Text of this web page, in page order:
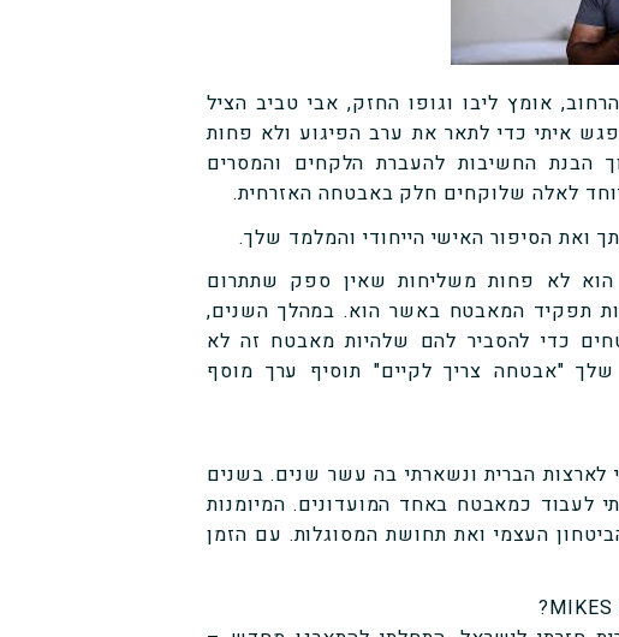
אומץ ליבו וגופו החזק, אבי טביב הציל
איתי כדי לתאר את ערב הפיגוע ולא פחות
החשיבות להעברת הלקחים והמסרים
לאלה שלוקחים חלק באבטחה האזרחית.
ואת הסיפור האישי הייחודי והמלמד שלך.
לא פחות משליחות שאין ספק שתתרום
תפקיד המאבטח באשר הוא. במהלך השנים,
כדי להסביר להם שלהיות מאבטח זה לא
"אבטחה צריך לקיים" תוסיף ערך מוסף
הברית ונשארתי בה עשר שנים. בשנים
לעבוד כמאבטח באחד המועדונים. המיומנות
העצמי ואת תחושת המסוגלות. עם הזמן